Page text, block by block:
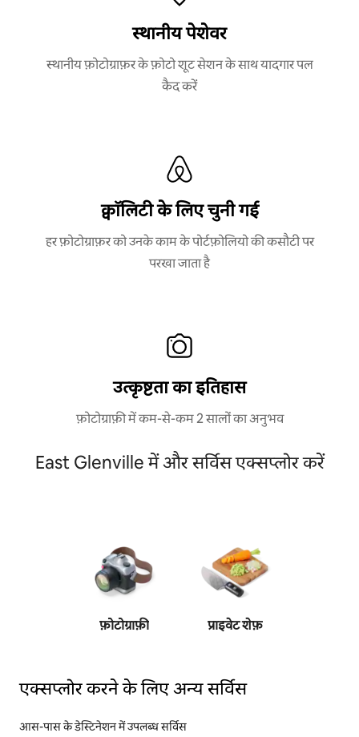
स्थानीय पेशेवर
स्थानीय फ़ोटोग्राफ़र के फ़ोटो शूट सेशन के साथ यादगार पल
कैद करें
क्वॉलिटी के लिए चुनी गई
हर फ़ोटोग्राफ़र को उनके काम के पोर्टफ़ोलियो की कसौटी पर
परखा जाता है
उत्कृष्टता का इतिहास
फ़ोटोग्राफ़ी में कम-से-कम 2 सालों का अनुभव
East Glenville में और सर्विस एक्सप्लोर करें
फ़ोटोग्राफ़ी प्राइवेट शेफ़
एक्सप्लोर करने के लिए अन्य सर्विस
आस-पास के डेस्टिनेशन में उपलब्ध सर्विस